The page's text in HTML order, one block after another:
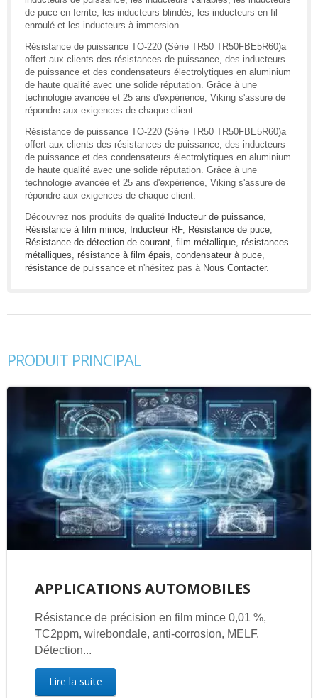
de puce en ferrite, les inducteurs blindés, les inducteurs en fil
enroulé et les inducteurs à immersion.
Résistance de puissance TO-220 (Série TR50 TR50FBE5R60)a
offert aux clients des résistances de puissance, des inducteurs
de puissance et des condensateurs électrolytiques en aluminium
de haute qualité avec une solide réputation. Grâce à une
technologie avancée et 25 ans d'expérience, Viking s'assure de
répondre aux exigences de chaque client.
Résistance de puissance TO-220 (Série TR50 TR50FBE5R60)a
offert aux clients des résistances de puissance, des inducteurs
de puissance et des condensateurs électrolytiques en aluminium
de haute qualité avec une solide réputation. Grâce à une
technologie avancée et 25 ans d'expérience, Viking s'assure de
répondre aux exigences de chaque client.
Découvrez nos produits de qualité Inducteur de puissance
Résistance à film mince Inducteur RF, Résistance de puce
Résistance de détection de courant film métallique résistances
métalliques résistance à film épais condensateur à puce
résistance de puissance et n'hésitez pas à Nous Contacter.
PRODUIT PRINCIPAL
APPLICATIONS AUTOMOBILES
Résistance de précision en film mince 0,01 %,
TC2ppm, wirebondale, anti-corrosion, MELF.
Détection...
Lire la suite